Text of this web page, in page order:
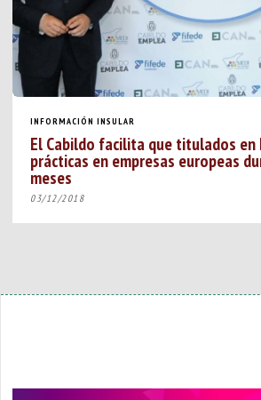
INFORMACIÓN INSULAR
El Cabildo facilita que titulados en
prácticas en empresas europeas
meses
03/12/2018